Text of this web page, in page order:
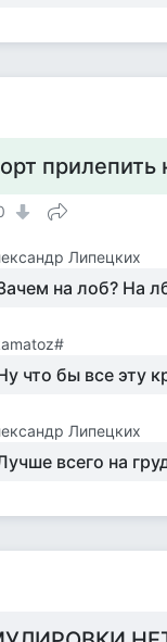
прилепить
Липецких
на лоб? На
что бы все эту
Липецких
всего на